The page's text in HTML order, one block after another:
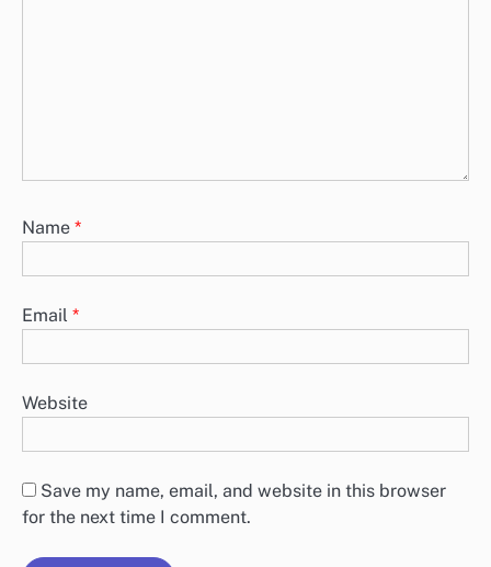
Name *
Email *
Website
Save my name, email, and website in this browser
for the next time I comment.